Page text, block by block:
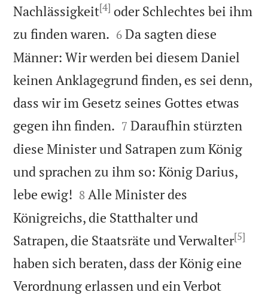
Nachlässigkeit[4] oder Schlechtes bei ihm
zu finden waren. 

6 Da sagten diese
Männer: Wir werden bei diesem Daniel
keinen Anklagegrund finden, es sei denn,
dass wir im Gesetz seines Gottes etwas
gegen ihn finden. 

7 Daraufhin stürzten
diese Minister und Satrapen zum König
und sprachen zu ihm so: König Darius,
lebe ewig! 

8 Alle Minister des
Königreichs, die Statthalter und
Satrapen, die Staatsräte und Verwalter[5]
haben sich beraten, dass der König eine
Verordnung erlassen und ein Verbot